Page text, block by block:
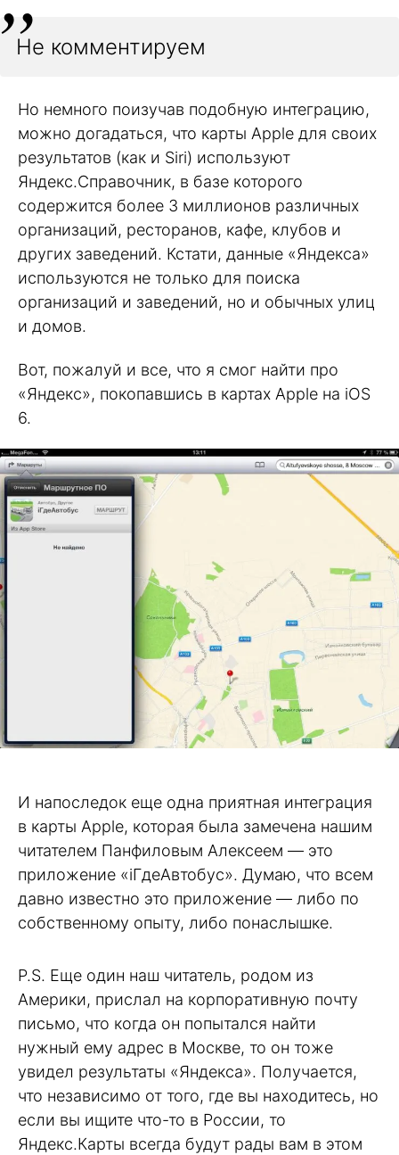
Не комментируем
Но немного поизучав подобную интеграцию,
можно догадаться, что карты Apple для своих
результатов (как и Siri) используют
Яндекс.Справочник, в базе которого
содержится более 3 миллионов различных
организаций, ресторанов, кафе, клубов и
других заведений. Кстати, данные «Яндекса»
используются не только для поиска
организаций и заведений, но и обычных улиц
и домов.
Вот, пожалуй и все, что я смог найти про
«Яндекс», покопавшись в картах Apple на iOS
6.
И напоследок еще одна приятная интеграция
в карты Apple, которая была замечена нашим
читателем Панфиловым Алексеем — это
приложение «iГдеАвтобус». Думаю, что всем
давно известно это приложение — либо по
собственному опыту, либо понаслышке.
P.S. Еще один наш читатель, родом из
Америки, прислал на корпоративную почту
письмо, что когда он попытался найти
нужный ему адрес в Москве, то он тоже
увидел результаты «Яндекса». Получается,
что независимо от того, где вы находитесь, но
если вы ищите что-то в России, то
Яндекс.Карты всегда будут рады вам в этом